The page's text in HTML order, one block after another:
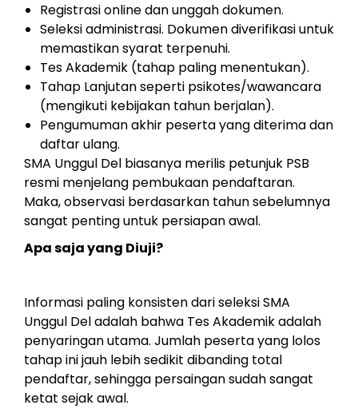
Registrasi online dan unggah dokumen.
Seleksi administrasi. Dokumen diverifikasi untuk
memastikan syarat terpenuhi.
Tes Akademik (tahap paling menentukan).
Tahap Lanjutan seperti psikotes/wawancara
(mengikuti kebijakan tahun berjalan).
Pengumuman akhir peserta yang diterima dan
daftar ulang.
SMA Unggul Del biasanya merilis petunjuk PSB
resmi menjelang pembukaan pendaftaran.
Maka, observasi berdasarkan tahun sebelumnya
sangat penting untuk persiapan awal.
Apa saja yang Diuji?
Informasi paling konsisten dari seleksi SMA
Unggul Del adalah bahwa Tes Akademik adalah
penyaringan utama. Jumlah peserta yang lolos
tahap ini jauh lebih sedikit dibanding total
pendaftar, sehingga persaingan sudah sangat
ketat sejak awal.